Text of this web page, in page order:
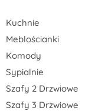
Kuchnie
Meblościanki
Komody
Sypialnie
Szafy 2 Drzwiowe
Szafy 3 Drzwiowe